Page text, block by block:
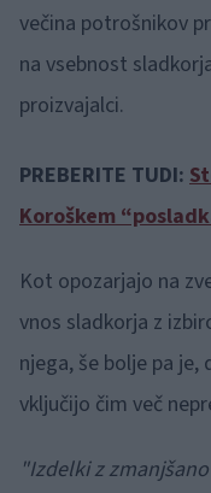
večina potrošnikov
na vsebnost
proizvajalci.
PREBERITE TUDI:
Koroškem
Kot opozarjajo na
vnos sladkorja z
njega, še bolje pa je,
vključijo čim več
"Izdelki z